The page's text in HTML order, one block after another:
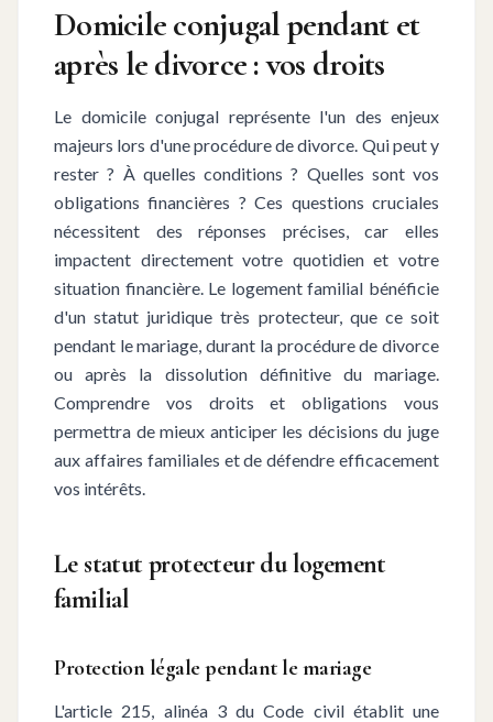
Domicile conjugal pendant et
après le divorce : vos droits
Le domicile conjugal représente l'un des enjeux
majeurs lors d'une procédure de divorce. Qui peut y
rester ? À quelles conditions ? Quelles sont vos
obligations financières ? Ces questions cruciales
nécessitent des réponses précises, car elles
impactent directement votre quotidien et votre
situation financière. Le logement familial bénéficie
d'un statut juridique très protecteur, que ce soit
pendant le mariage, durant la procédure de divorce
ou après la dissolution définitive du mariage.
Comprendre vos droits et obligations vous
permettra de mieux anticiper les décisions du juge
aux affaires familiales et de défendre efficacement
vos intérêts.
Le statut protecteur du logement
familial
Protection légale pendant le mariage
L'article 215, alinéa 3 du Code civil établit une